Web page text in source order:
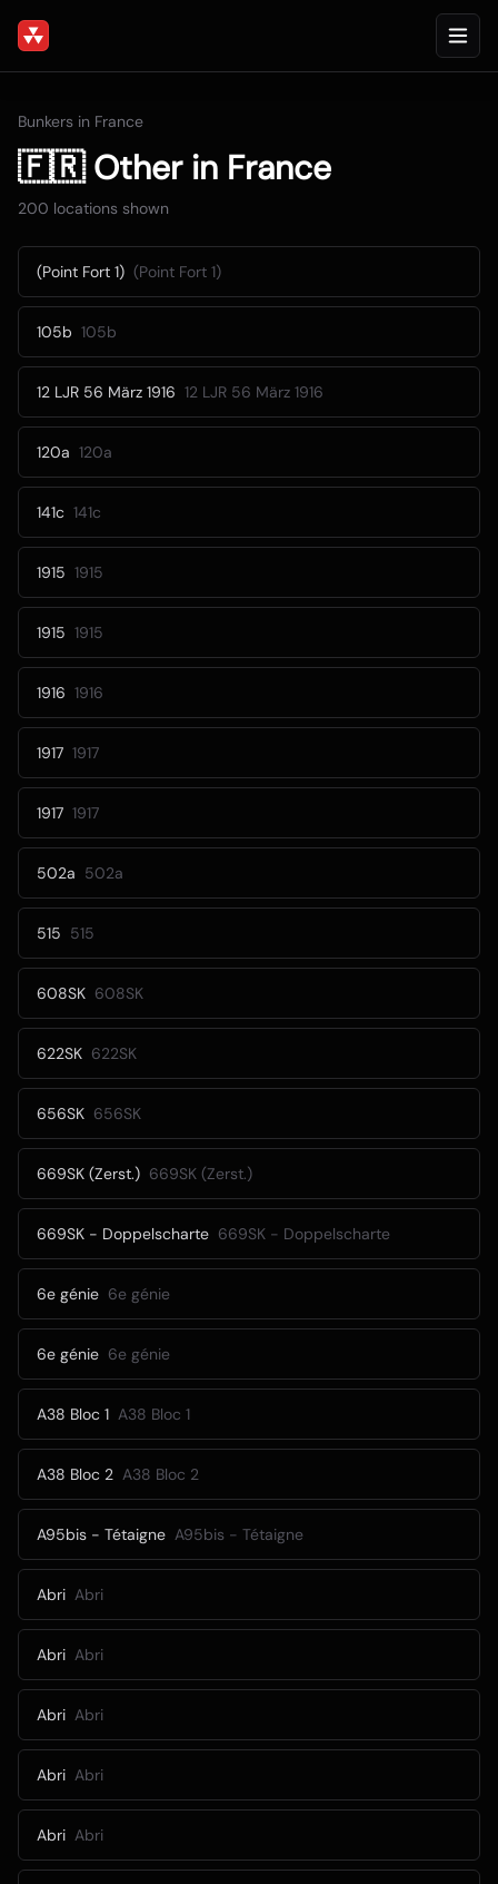
Bunkers in France
🇫🇷 Otherin France
200 locations shown
(Point Fort 1) (Point Fort 1)
105b 105b
12 LJR 56 März 1916 12 LJR 56 März 1916
120a 120a
141c 141c
1915 1915
1915 1915
1916 1916
1917 1917
1917 1917
502a 502a
515 515
608SK 608SK
622SK 622SK
656SK 656SK
669SK (Zerst.) 669SK (Zerst.)
669SK - Doppelscharte 669SK - Doppelscharte
6e génie 6e génie
6e génie 6e génie
A38 Bloc 1 A38 Bloc 1
A38 Bloc 2 A38 Bloc 2
A95bis - Tétaigne A95bis - Tétaigne
Abri Abri
Abri Abri
Abri Abri
Abri Abri
Abri Abri